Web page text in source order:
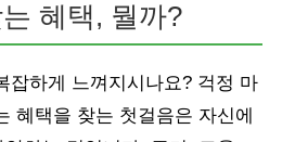
혜택, 뭘까?
잡하게 느껴지시나요? 걱정 마
혜택을 찾는 첫걸음은 자신에